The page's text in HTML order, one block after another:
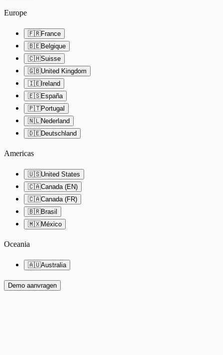
Europe
🇫🇷France
🇧🇪Belgique
🇨🇭Suisse
🇬🇧United Kingdom
🇮🇪Ireland
🇪🇸España
🇵🇹Portugal
🇳🇱Nederland
🇩🇪Deutschland
Americas
🇺🇸United States
🇨🇦Canada (EN)
🇨🇦Canada (FR)
🇧🇷Brasil
🇲🇽México
Oceania
🇦🇺Australia
Demo aanvragen